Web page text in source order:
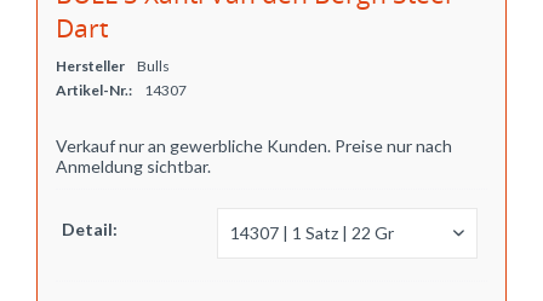
Dart
Hersteller
Bulls
Artikel-Nr.:
14307
Verkauf nur an gewerbliche Kunden. Preise nur nach
Anmeldung sichtbar.
Detail: